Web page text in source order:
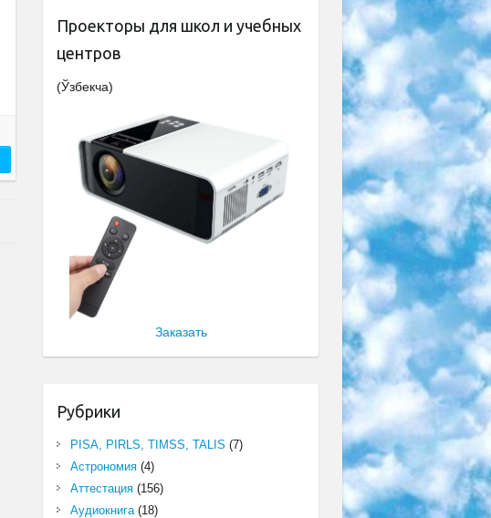
Проекторы для школ и учебных
центров
(Ўзбекча)
Заказать
Рубрики
PISA, PIRLS, TIMSS, TALIS (7)
Астрономия(4)
Аттестация(156)
Аудиокнига(18)